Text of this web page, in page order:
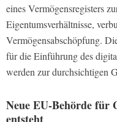
eines Vermögensregisters
Eigentumsverhältnisse,
Vermögensabschöpfung.
für die Einführung des
werden zur durchsichtigen
Neue EU-Behörde für